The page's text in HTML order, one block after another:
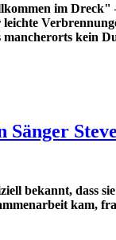
im Dreck"
mancherorts kein
Sänger
bekannt, dass
kam,